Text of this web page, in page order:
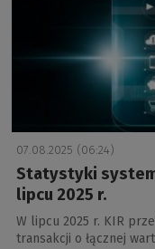
07.08.2025 (06:24)
Statystyki
lipcu 2025 r.
W lipcu 2025 r. KIR
transakcji o łącznej